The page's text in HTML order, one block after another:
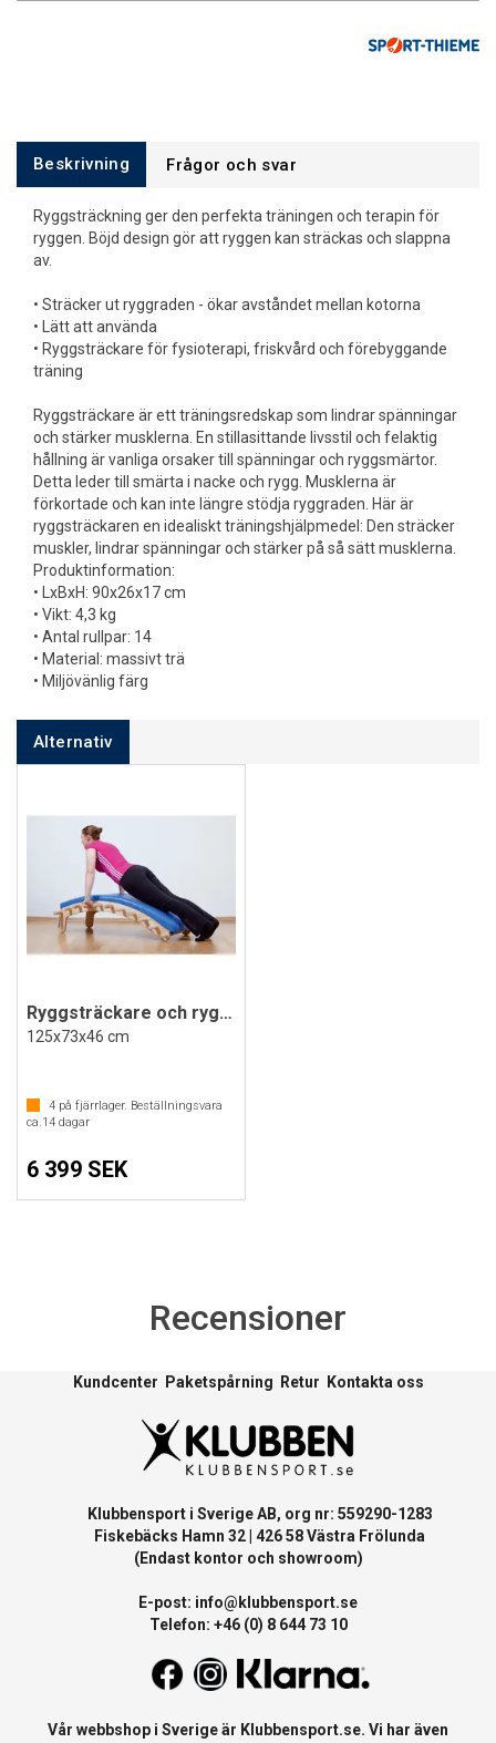
Beskrivning Frågor och svar
Ryggsträckning ger den perfekta träningen och terapin för
ryggen. Böjd design gör att ryggen kan sträckas och slappna
av.
• Sträcker ut ryggraden - ökar avståndet mellan kotorna
• Lätt att använda
• Ryggsträckare för fysioterapi, friskvård och förebyggande
träning
Ryggsträckare är ett träningsredskap som lindrar spänningar
och stärker musklerna. En stillasittande livsstil och felaktig
hållning är vanliga orsaker till spänningar och ryggsmärtor.
Detta leder till smärta i nacke och rygg. Musklerna är
förkortade och kan inte längre stödja ryggraden. Här är
ryggsträckaren en idealiskt träningshjälpmedel: Den sträcker
muskler, lindrar spänningar och stärker på så sätt musklerna.
Produktinformation:
• LxBxH: 90x26x17 cm
• Vikt: 4,3 kg
• Antal rullpar: 14
• Material: massivt trä
• Miljövänlig färg
Alternativ
Ryggsträckare och ryggtränare Edgar
125x73x46 cm
4 på fjärrlager. Beställningsvara
ca.14 dagar
6 399 SEK
Recensioner
Kundcenter Paketspårning Retur Kontakta oss
Klubbensport i Sverige AB, org nr: 559290-1283
Fiskebäcks Hamn 32 | 426 58 Västra Frölunda
(Endast kontor och showroom)
E-post: info@klubbensport.se
Telefon: +46 (0) 8 644 73 10
Vår webbshop i Sverige är Klubbensport.se. Vi har även